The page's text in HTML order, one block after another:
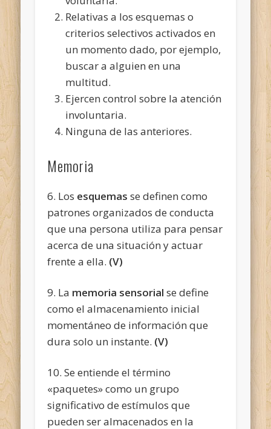
Relativas a los esquemas o
criterios selectivos activados en
un momento dado, por ejemplo,
buscar a alguien en una
multitud.
Ejercen control sobre la atención
involuntaria.
Ninguna de las anteriores.
Memoria
6. Los esquemas se definen como
patrones organizados de conducta
que una persona utiliza para pensar
acerca de una situación y actuar
frente a ella. (V)
9. La memoria sensorial se define
como el almacenamiento inicial
momentáneo de información que
dura solo un instante. (V)
10. Se entiende el término
«paquetes» como un grupo
significativo de estímulos que
pueden ser almacenados en la